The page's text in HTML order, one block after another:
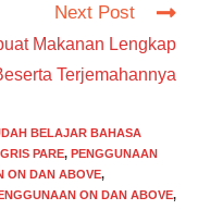
Next Post
Makanan Lengkap
Terjemahannya
BELAJAR BAHASA
PARE, PENGGUNAAN
ON DAN ABOVE,
ON DAN ABOVE,